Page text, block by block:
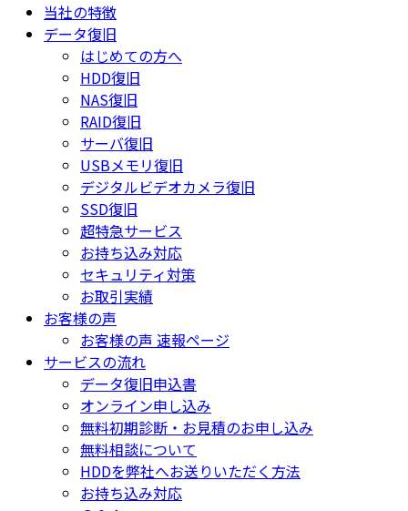
当社の特徴
データ復旧
はじめての方へ
HDD復旧
NAS復旧
RAID復旧
サーバ復旧
USBメモリ復旧
デジタルビデオカメラ復旧
SSD復旧
超特急サービス
お持ち込み対応
セキュリティ対策
お取引実績
お客様の声
お客様の声 速報ページ
サービスの流れ
データ復旧申込書
オンライン申し込み
無料初期診断・お見積のお申し込み
無料相談について
HDDを弊社へお送りいただく方法
お持ち込み対応